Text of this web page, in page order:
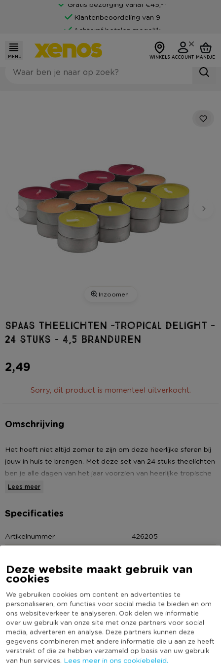
Deze website maakt gebruik van
cookies
We gebruiken cookies om content en advertenties te
personaliseren, om functies voor social media te bieden en om
ons websiteverkeer te analyseren. Ook delen we informatie
over uw gebruik van onze site met onze partners voor social
media, adverteren en analyse. Deze partners kunnen deze
gegevens combineren met andere informatie die u aan ze heeft
verstrekt of die ze hebben verzameld op basis van uw gebruik
van hun services. Lees meer in ons cookiebeleid.
Gratis bezorging vanaf €45,-*
Klantenbeoordeling van 9
Achteraf betalen mogelijk
MENU WINKELS ACCOUNT MANDJE
Inzoomen
Spaas theelichten -Tropical Delight -
24 stuks - 4,5 branduren
2,49
Sorry, dit product is momenteel uitverkocht.
Omschrijving
Het hoeft niet altijd zomer te zijn om deze heerlijke sferen bij
jouw in huis te brengen. Met deze set van 24 stuks theelichten
ben je alle dagen van het jaar voorzien van heerlijke tropische
geuren.
* Kleur: Geel/Oranje/Rood
* BrandurenL 4,5 uur
Lees meer
Specificaties
Artikelnummer
426205
Kleur
Multikleur
bekend
Heb jij Spaas theelichten -Tropical Delight - 24 stuks
- 4,5 branduren? Schrijf een review!